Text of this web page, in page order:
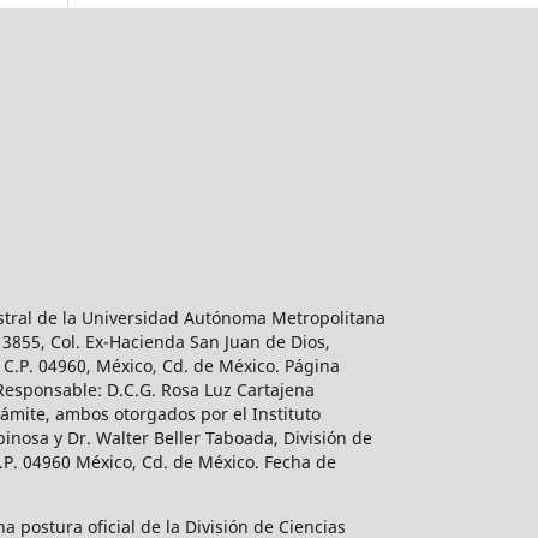
de la Universidad Autónoma Metropolitana
Col. Ex-Hacienda San Juan de Dios,
04960, México, Cd. de México. Página
D.C.G. Rosa Luz Cartajena
ambos otorgados por el Instituto
y Dr. Walter Beller Taboada, División de
04960 México, Cd. de México. Fecha de
postura oficial de la División de Ciencias